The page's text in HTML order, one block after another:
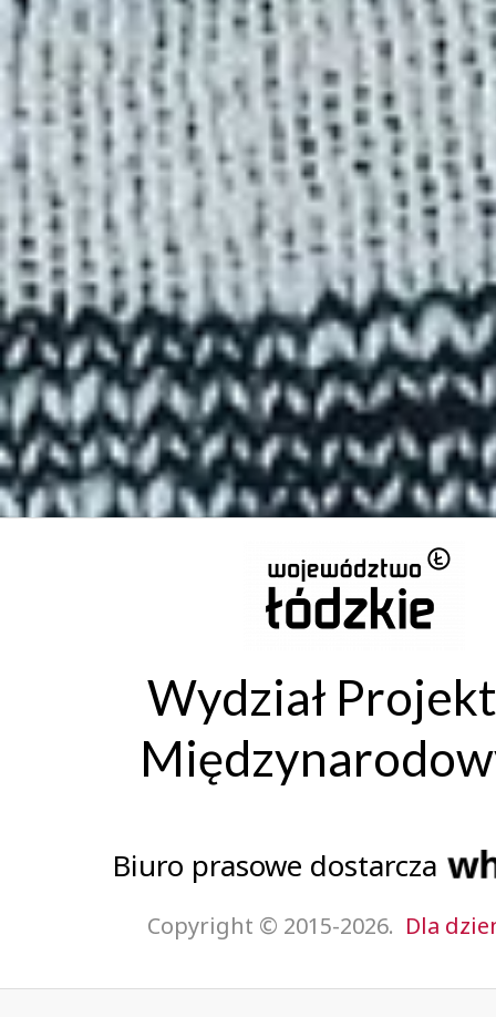
Wydział
Biuro prasowe dostarcza
Copyright © 2015-2026. Dla